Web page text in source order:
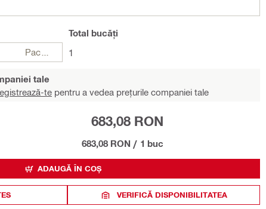
Total bucăți
1
tale
te pentru a vedea prețurile companiei tale
683,08 RON
683,08 RON / 1 buc
ADAUGĂ ÎN COȘ
VERIFICĂ DISPONIBILITATEA